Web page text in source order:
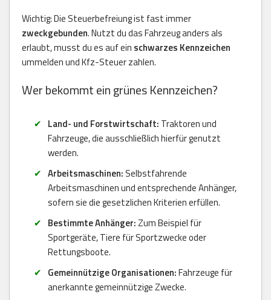
Wichtig: Die Steuerbefreiung ist fast immer
zweckgebunden. Nutzt du das Fahrzeug anders als
erlaubt, musst du es auf ein schwarzes Kennzeichen
ummelden und Kfz-Steuer zahlen.
Wer bekommt ein grünes Kennzeichen?
Land- und Forstwirtschaft: Traktoren und
Fahrzeuge, die ausschließlich hierfür genutzt
werden.
Arbeitsmaschinen: Selbstfahrende
Arbeitsmaschinen und entsprechende Anhänger,
sofern sie die gesetzlichen Kriterien erfüllen.
Bestimmte Anhänger:Zum Beispiel für
Sportgeräte, Tiere für Sportzwecke oder
Rettungsboote.
Gemeinnützige Organisationen:Fahrzeuge für
anerkannte gemeinnützige Zwecke.